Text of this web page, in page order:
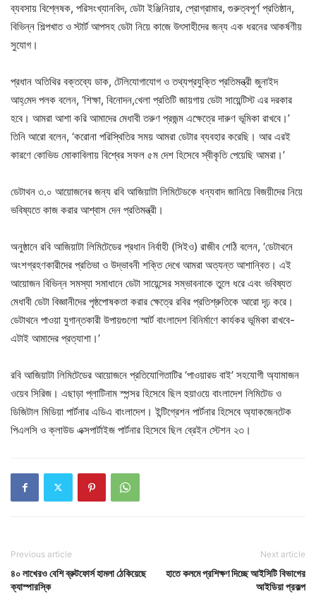
ব্যবসায় বিশ্লেষক, পরিসংখ্যানবিদ, ডেটা ইঞ্জিনিয়ার, প্রোগ্রামার, গুরুত্বপূর্ণ প্রতিষ্ঠান,
বিভিন্ন শিল্পখাত ও স্টার্ট আপসহ ডেটা নিয়ে কাজে উৎসাহীদের জন্য এক ধরনের আকর্ষণীয়
সুযোগ।
প্রধান অতিথির বক্তব্যে ডাক, টেলিযোগাযোগ ও তথ্যপ্রযুক্তি প্রতিমন্ত্রী জুনাইদ
আহ্‌মেদ‍ পলক বলেন, ‘শিক্ষা, বিনোদন,খেলা প্রতিটি জায়গায় ডেটা সায়েন্টিস্ট এর দরকার
হবে। আমরা আশা করি আমাদের মেধাবী তরুণ প্রজন্ম এক্ষেত্রে দারুণ ভূমিকা রাখবে।’
তিনি আরো বলেন, ‘করোনা পরিস্থিতির সময় আমরা ডেটার ব্যবহার করেছি। আর এরই
কারণে কোভিড মোকাবিলায় বিশ্বের সফল ৫ম দেশ হিসেবে স্বীকৃতি পেয়েছি আমরা।’
ডেটাথন ৩.০ আয়োজনের জন্য রবি আজিয়াটা লিমিটেডকে ধন্যবাদ জানিয়ে বিজয়ীদের নিয়ে
ভবিষ্যতে কাজ করার আশ্বাস দেন প্রতিমন্ত্রী।
অনুষ্ঠানে রবি আজিয়াটা লিমিটেডের প্রধান নির্বাহী (সিইও) রাজীব শেঠি বলেন, ‘ডেটাথনে
অংশগ্রহণকারীদের প্রতিভা ও উদ্ভাবনী শক্তি দেখে আমরা অত্যন্ত আশান্বিত। এই
আয়োজন বিভিন্ন সমস্যা সমাধানে ডেটা সায়েন্সের সম্ভাবনাকে তুলে ধরে এবং ভবিষ্যত
মেধাবী ডেটা বিজ্ঞানীদের পৃষ্ঠপোষকতা করার ক্ষেত্রে রবির প্রতিশ্রুতিকে আরো দৃঢ় করে।
ডেটাথনে পাওয়া যুগান্তকারী উপায়গুলো স্মার্ট বাংলাদেশ বিনির্মাণে কার্যকর ভূমিকা রাখবে-
এটাই আমাদের প্রত্যাশা।’
রবি আজিয়াটা লিমিটেডের আয়োজনে প্রতিযোগিতাটির ‘পাওয়ারড বাই’ সহযোগী অ্যামাজন
ওয়েব সিরিজ। এছাড়া প্লাটিনাম স্পন্সর হিসেবে ছিল হুয়াওয়ে বাংলাদেশ লিমিটেড ও
ডিজিটাল মিডিয়া পার্টনার এডিএ বাংলাদেশ। ইন্টিগ্রেশন পার্টনার হিসেবে অ্যাকজেনটেক
পিএলসি ও ক্লাউড এক্সপার্টাইজ পার্টনার হিসেবে ছিল ব্রেইন স্টেশন ২৩।
Previous article
৪০ লাখেরও বেশি ব্রুটফোর্স হামলা ঠেকিয়েছে
ক্যাস্পারস্কি
Next article
হাতে কলমে প্রশিক্ষণ দিচ্ছে আইসিটি বিভাগের
আইডিয়া প্রকল্প